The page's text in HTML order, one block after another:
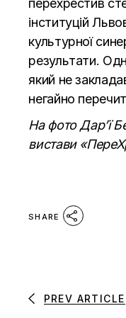
перехрестив
інституцій
культурної
результати.
який не
негайно
На фото Дар’ї
вистави
SHARE
PREV ARTICLE